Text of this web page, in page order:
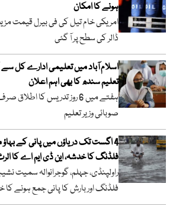
ہونے کا امکان
ڈالر کی سطح پر آ گئی
اسلام آباد میں تعلیمی ادارے کل
تعلیم سندھ کا بھی اہم اعلان
ہفتے میں 6 روز تدریس کا
صوبائی وزیر تعلیم
4 اگست تک دریاؤں میں پانی کے
فلڈنگ کا خدشہ، این ڈی ایم اے کا
راولپنڈی، جہلم، گوجرانوالہ سمیت
فلڈنگ اور بارش کا پانی جمع ہونے